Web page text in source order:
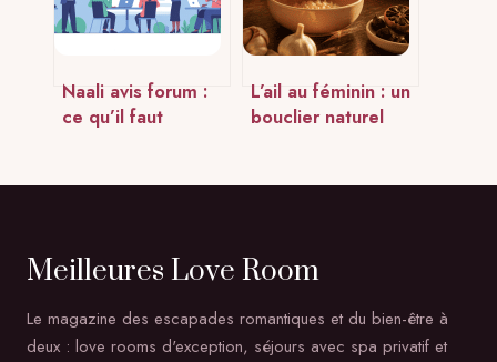
Naali avis forum :
ce qu’il faut
lancer
L’ail au féminin : un
bouclier naturel
intime
Meilleures Love Room
Le magazine des escapades romantiques et du bien-être à
deux : love rooms d'exception, séjours avec spa privatif et